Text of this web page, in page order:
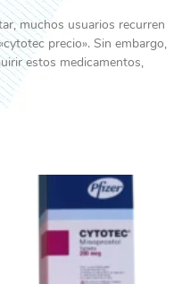
muchos usuarios recurren
precio». Sin embargo,
estos medicamentos,